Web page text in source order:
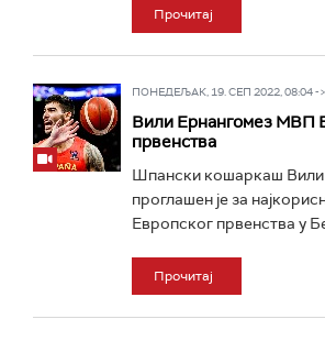
Прочитај
ПОНЕДЕЉАК, 19. СЕП 2022, 08:04 -
Вили Ернангомез МВП
првенства
Шпански кошаркаш Вили
проглашен је за
Европског првенства у
Прочитај